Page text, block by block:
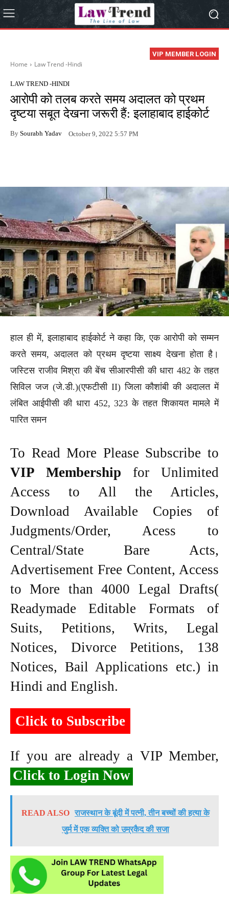
VIP MEMBER LOGIN
Home Law Trend -Hindi
LAW TREND -HINDI
आरोपी को तलब करते समय अदालत को प्रथम
दृष्टया सबूत देखना जरूरी हैं: इलाहाबाद हाईकोर्ट
By Sourabh Yadav October 9, 2022 5:57 PM
हाल ही में, इलाहाबाद हाईकोर्ट ने कहा कि, एक आरोपी को सम्मन
करते समय, अदालत को प्रथम दृष्टया साक्ष्य देखना होता है।
जस्टिस राजीव मिश्रा की बेंच सीआरपीसी की धारा 482 के तहत
सिविल जज (जे.डी.)(एफटीसी II) जिला कौशांबी की अदालत में
लंबित आईपीसी की धारा 452, 323 के तहत शिकायत मामले में
पारित समन
To Read More Please Subscribe to
VIP Membership for Unlimited
Access to All the Articles,
Download Available Copies of
Judgments/Order, Acess to
Central/State Bare Acts,
Advertisement Free Content, Access
to More than 4000 Legal Drafts(
Readymade Editable Formats of
Suits, Petitions, Writs, Legal
Notices, Divorce Petitions, 138
Notices, Bail Applications etc.) in
Hindi and English.
Click to Subscribe
If you are already a VIP Member,
Click to Login Now
READ ALSO राजस्थान के बूंदी में पत्नी, तीन बच्चों की हत्या के
जुर्म में एक व्यक्ति को उम्रकैद की सजा